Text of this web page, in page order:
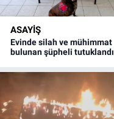
ASAYİŞ
Evinde silah ve mühimmat
bulunan şüpheli tutuklandı